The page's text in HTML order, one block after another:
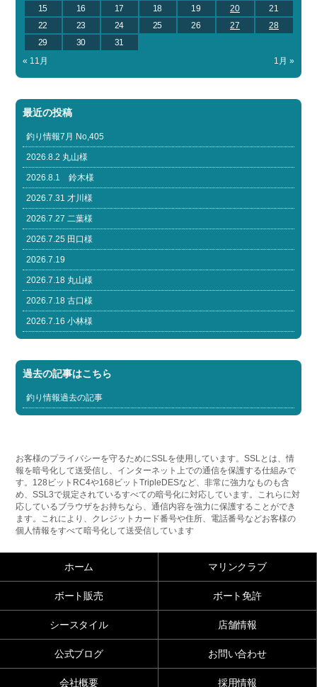
15
16 17 18 19 20
21
22
23 24 25 26 27
28
29
30
31
« 11月
1月 »
最近の投稿
釣り情報7月 No,405
2026.8.2 丸山様
2026.8.1 鈴木様
2026.7.31 才川様
2026.7.27 二葉様
2026.7.25 田口様
2026.7.19
2026.7.18 丸山様
2026.7.18 古口様
2026.7.16 小林様
過去の記事はこちら
釣り情報過去の記事
お客様のプライバシーを守るためにSSLを使用しています。SSLとは、情
報を暗号化して送受信し、インターネット上での通信を保護する仕組みで
す。128ビットRC4や168ビットTripleDESなど、非常に強力なものも含
め、SSL3で規定されているすべての暗号化に対応しています。これらに対
応しているブラウザをお持ちなら、通信内容を強力に保護することができ
ます。これにより、クレジットカード番号や住所、電話番号などお客様の
個人情報をすべて暗号化して送受信しています
ホーム マリンクラブ
ボート販売 ボート免許
シースタイル 店舗情報
公式ブログ お問い合わせ
会社概要 採用情報